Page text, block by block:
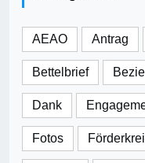
AEAO Antrag
Bettelbrief
Dank
Fotos